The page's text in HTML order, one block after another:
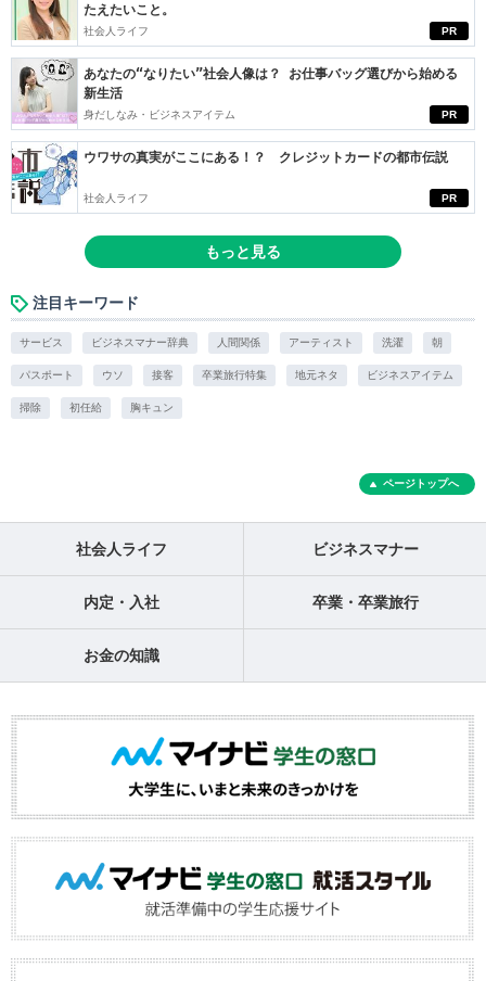
PR
たえたいこと。
社会人ライフ
PR
あなたの“なりたい”社会人像は？ お仕事バッグ選びから始める
新生活
身だしなみ・ビジネスアイテム
PR
ウワサの真実がここにある！？ クレジットカードの都市伝説
社会人ライフ
もっと見る
注目キーワード
サービス ビジネスマナー辞典 人間関係 アーティスト 洗濯 朝
パスポート ウソ 接客 卒業旅行特集 地元ネタ ビジネスアイテム
掃除 初任給 胸キュン
ページトップへ
社会人ライフ ビジネスマナー
内定・入社 卒業・卒業旅行
お金の知識